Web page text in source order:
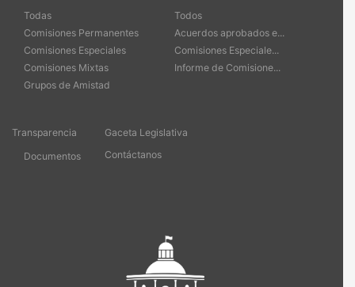
Todas
Comisiones Permanentes
Comisiones Especiales
Comisiones Mixtas
Grupos de Amistad
Todos
Acuerdos aprobados e...
Comisiones Especiale...
Informe de Comisione...
Transparencia
Documentos
Gaceta Legislativa
Contáctanos